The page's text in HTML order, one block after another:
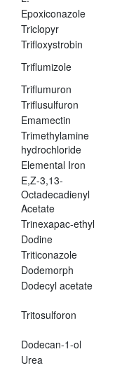
Epoxiconazole
Triclopyr
Trifloxystrobin
Triflumizole
Triflumuron
Triflusulfuron
Emamectin
Trimethylamine
hydrochloride
Elemental Iron
E,Z-3,13-
Octadecadienyl
Acetate
Trinexapac-ethyl
Dodine
Triticonazole
Dodemorph
Dodecyl acetate
Tritosulforon
Dodecan-1-ol
Urea